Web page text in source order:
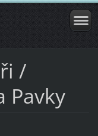
/
Pavky